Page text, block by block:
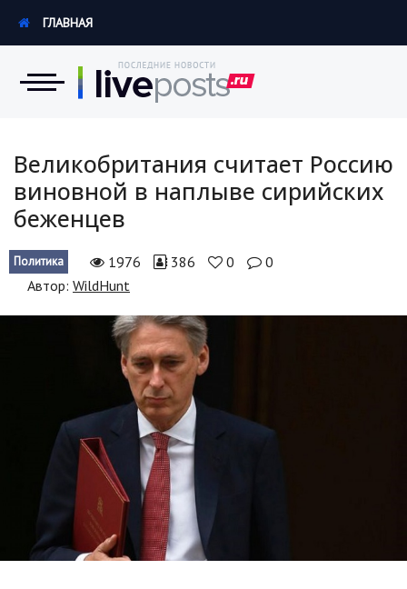
Новости
Экономика
Hi-Tech. Интернет
Россия
Наука и техника
Образование
В мире
Культура
Авто, мото
ГЛАВНАЯ
Великобритания считает Россию
виновной в наплыве сирийских
беженцев
Политика 1976 386 0
0
Автор: WildHunt